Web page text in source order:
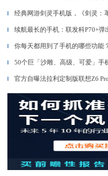
▎ 经典网游剑灵手机版，《剑灵：
▎ 续航最长的手机：联发科P70+弹
▎ 你每天都用到了手机的哪些功能
▎ 50个巨「沙雕、高级、可爱」手
▎ 官方自曝法拉利定制版联想Z6